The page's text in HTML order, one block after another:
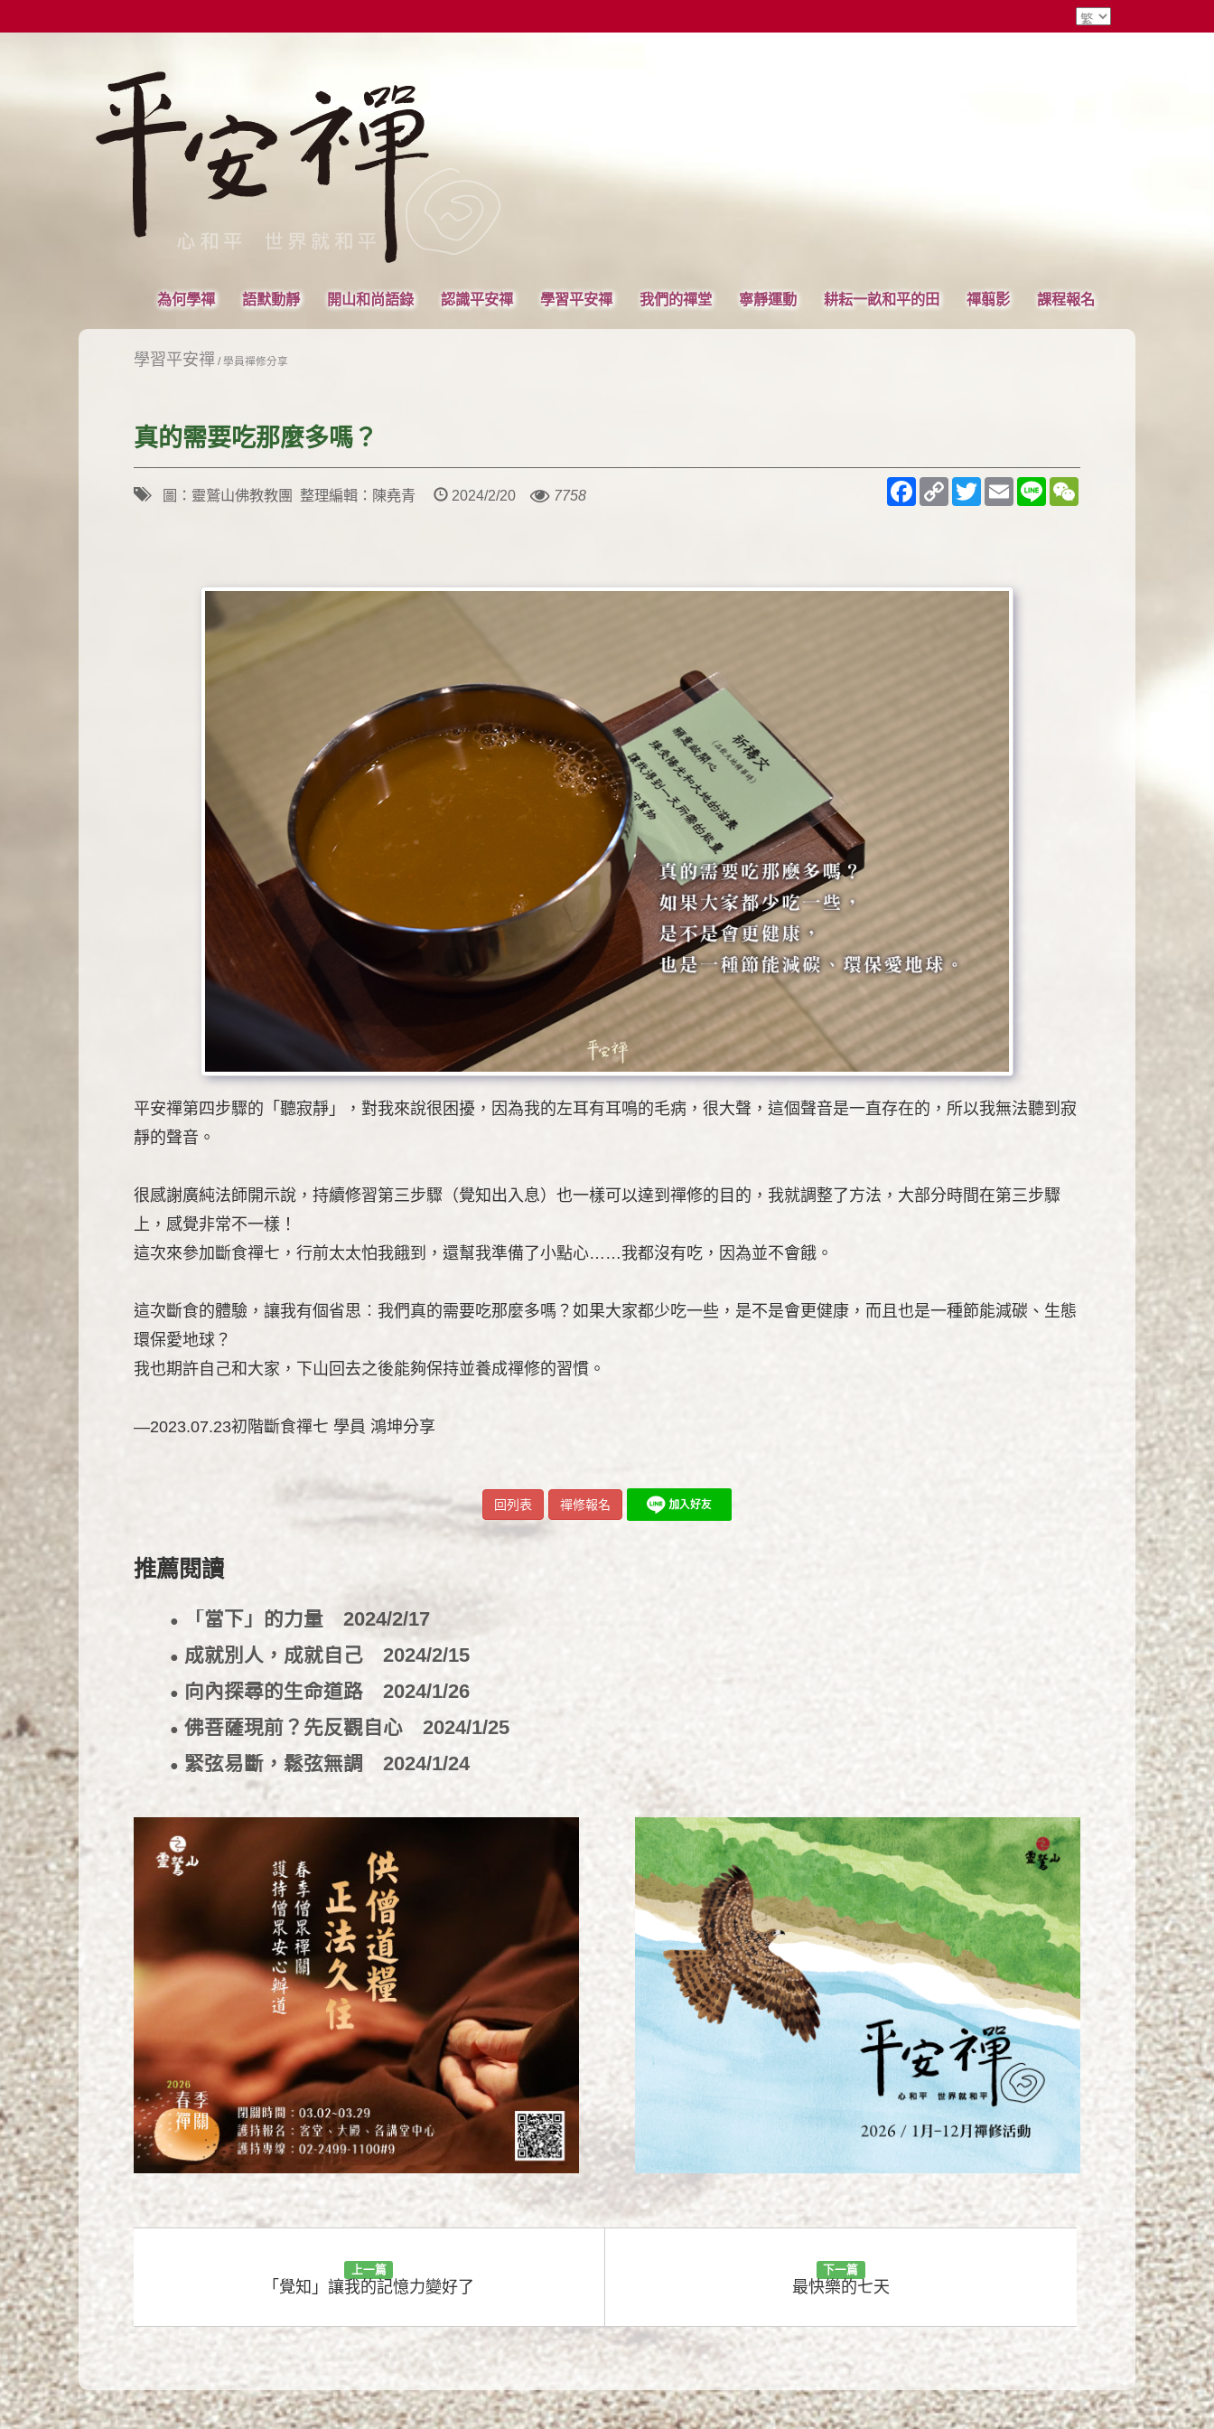
為何學禪 語默動靜 開山和尚語錄 認識平安禪 學習平安禪 我們的禪堂 寧靜運動 耕耘一畝和平的田 禪翦影 課程報名
學習平安禪/學員禪修分享
真的需要吃那麼多嗎？
圖：靈鷲山佛教教團 整理編輯：陳堯青 2024/2/20 7758
Facebook
Copy
Link
TwitterEmailLine
平安禪第四步驟的「聽寂靜」，對我來說很困擾，因為我的左耳有耳鳴的毛病，很大聲，這個聲音是一直存在的，所以我無法聽到寂
靜的聲音。
很感謝廣純法師開示說，持續修習第三步驟（覺知出入息）也一樣可以達到禪修的目的，我就調整了方法，大部分時間在第三步驟
上，感覺非常不一樣！
這次來參加斷食禪七，行前太太怕我餓到，還幫我準備了小點心……我都沒有吃，因為並不會餓。
這次斷食的體驗，讓我有個省思︰我們真的需要吃那麼多嗎？如果大家都少吃一些，是不是會更健康，而且也是一種節能減碳、生態
環保愛地球？
我也期許自己和大家，下山回去之後能夠保持並養成禪修的習慣。
—2023.07.23初階斷食禪七 學員 鴻坤分享
回列表 禪修報名
推薦閱讀
● 「當下」的力量 2024/2/17
● 成就別人，成就自己 2024/2/15
● 向內探尋的生命道路 2024/1/26
● 佛菩薩現前？先反觀自心 2024/1/25
● 緊弦易斷，鬆弦無調 2024/1/24
上一篇
「覺知」讓我的記憶力變好了
下一篇
最快樂的七天